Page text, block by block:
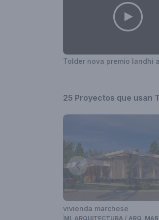
Tolder nova premio landhi
25 Proyectos que usan
vivienda marchese
ML ARQUITECTURA / ARQ.